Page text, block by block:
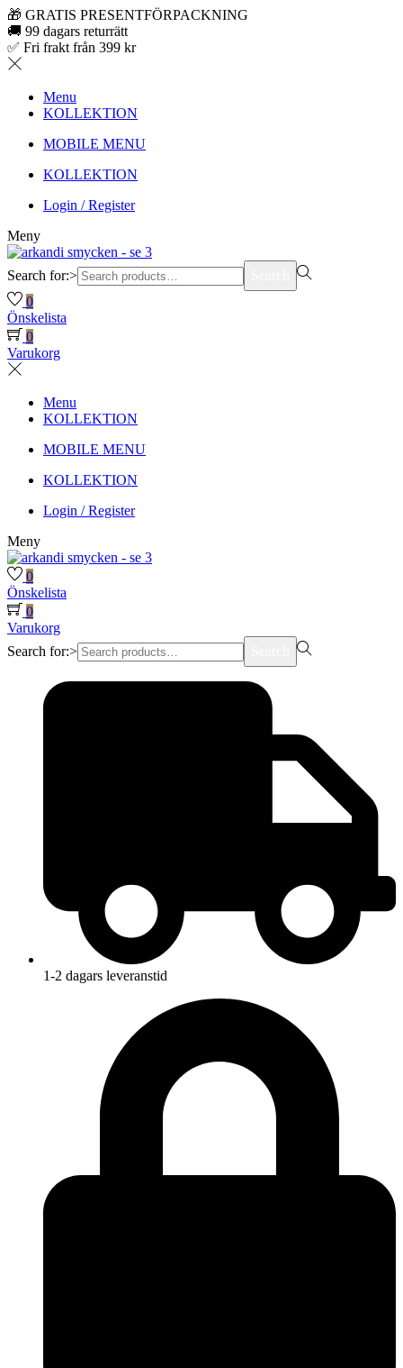
🎁 GRATIS PRESENTFÖRPACKNING
🚚 99 dagars returrätt
✅ Fri frakt från 399 kr
Menu
KOLLEKTION
MOBILE MENU
KOLLEKTION
Login / Register
Meny
Search for:>
0
Önskelista
0
Varukorg
Menu
KOLLEKTION
MOBILE MENU
KOLLEKTION
Login / Register
Meny
0
Önskelista
0
Varukorg
Search for:>
1-2 dagars leveranstid